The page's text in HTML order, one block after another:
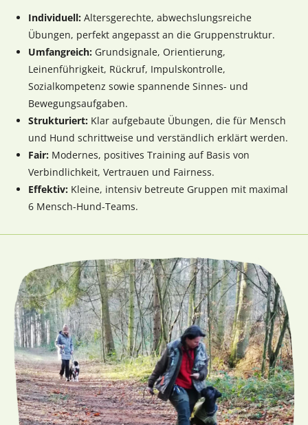
Individuell: Altersgerechte, abwechslungsreiche
Übungen, perfekt angepasst an die Gruppenstruktur.
Umfangreich: Grundsignale, Orientierung,
Leinenführigkeit, Rückruf, Impulskontrolle,
Sozialkompetenz sowie spannende Sinnes- und
Bewegungsaufgaben.
Strukturiert: Klar aufgebaute Übungen, die für Mensch
und Hund schrittweise und verständlich erklärt werden.
Fair: Modernes, positives Training auf Basis von
Verbindlichkeit, Vertrauen und Fairness.
Effektiv: Kleine, intensiv betreute Gruppen mit maximal
6 Mensch-Hund-Teams.